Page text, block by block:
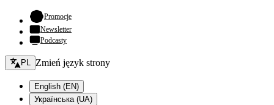
Promocje- otwiera się w nowej karcie
Newsletter
Podcasty
Zmień język - bieżący:
PL Zmień język strony
English (EN)
Українська (UA)